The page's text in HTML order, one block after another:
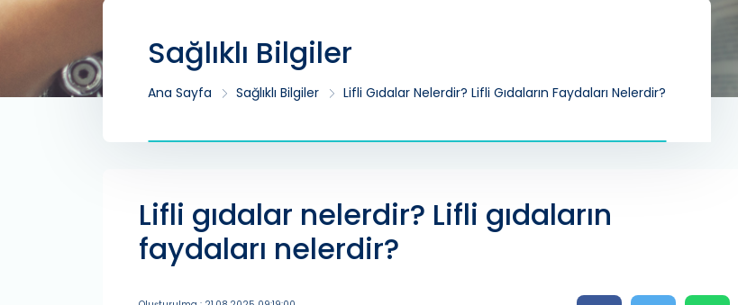
Sağlıklı Bilgiler
Ana Sayfa Sağlıklı Bilgiler Lifli Gıdalar Nelerdir? Lifli Gıdaların Faydaları Nelerdir?
Lifli gıdalar nelerdir? Lifli gıdaların
faydaları nelerdir?